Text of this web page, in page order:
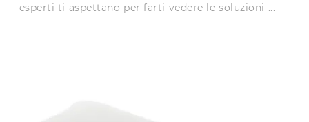
esperti ti aspettano per farti vedere le soluzioni ...